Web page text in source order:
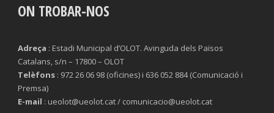
ON TROBAR-NOS
Adreça : Estadi Municipal d’OLOT. Avinguda dels Països
Catalans, s/n – 17800 – OLOT
Telèfons : 972 26 06 98 (oficines) i 636 052 884 (Comunicació i
Premsa)
E-mail : ueolot@ueolot.cat / comunicacio@ueolot.cat